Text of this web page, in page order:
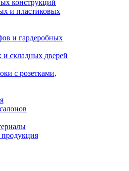
конструкций
и пластиковых
и гардеробных
складных дверей
с розетками,